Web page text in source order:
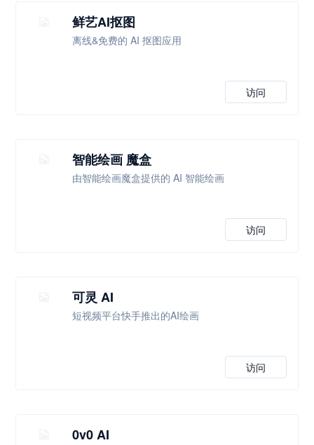
鲜艺AI抠图
离线&免费的 AI 抠图应用
访问
智能绘画 魔盒
由智能绘画魔盒提供的 AI 智能绘画
访问
可灵 AI
短视频平台快手推出的AI绘画
访问
0v0 AI